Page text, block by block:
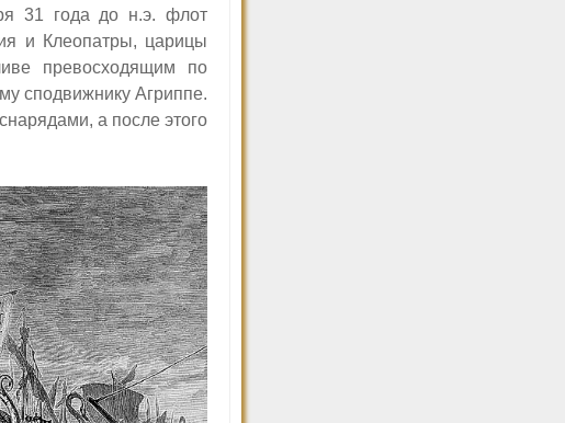
31 года до н.э. флот
и Клеопатры, царицы
превосходящим по
сподвижнику Агриппе.
а после этого